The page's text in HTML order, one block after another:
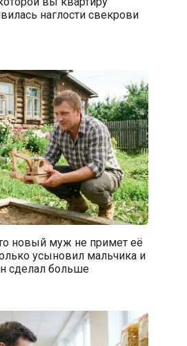
наглости свекрови
новый муж не примет её
усыновил мальчика и
сделал больше